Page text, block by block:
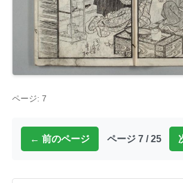
ページ: 7
← 前のページ ページ 7 / 25